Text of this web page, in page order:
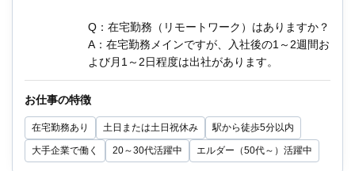
・不具合時の原因調査、改善
・機能追加開発でのプロジェクト推進、要件定
ト、リリース
・各種ドキュメント作成、整備
・問い合わせ対応 など
Q：在宅勤務（リモートワーク）はありますか？
A：在宅勤務メインですが、入社後の1～2週間お
よび月1～2日程度は出社があります。
お仕事の特徴
在宅勤務あり 土日または土日祝休み 駅から徒歩5分以内
大手企業で働く 20～30代活躍中 エルダー（50代～）活躍中